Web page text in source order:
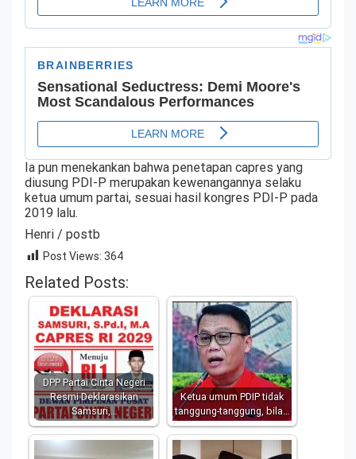
Ia pun menekankan bahwa penetapan capres yang
diusung PDI-P merupakan kewenangannya selaku
ketua umum partai, sesuai hasil kongres PDI-P pada
2019 lalu.
Henri / postb
Post Views: 364
Related Posts:
DPP Partai Cinta Negeri
Resmi Deklarasikan
Samsuri,…
Ketua umum PDIP tidak
tanggung-tanggung, bila…